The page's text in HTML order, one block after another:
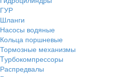
ГУР
Шланги
Насосы водяные
Кольца поршневые
Тормозные механизмы
Tурбокомпрессоры
Распредвалы